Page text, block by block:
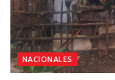
NACIONALES